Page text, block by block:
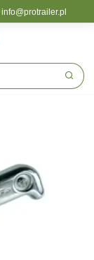
info@protrailer.pl